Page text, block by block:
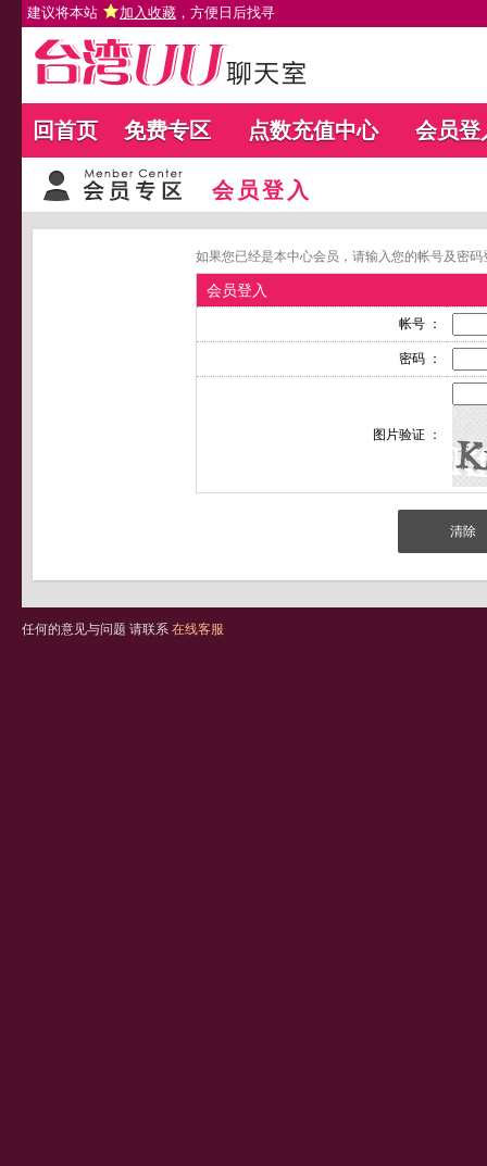
建议将本站 加入收藏 ，方便日后找寻
回首页 免费专区 点数充值中心 会员登
会员登入
如果您已经是本中心会员，请输入您的帐号及密
会员登入
帐号 ：
密码 ：
图片验证 ：
任何的意见与问题 请联系 在线客服